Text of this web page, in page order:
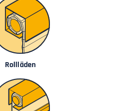
Rollläden